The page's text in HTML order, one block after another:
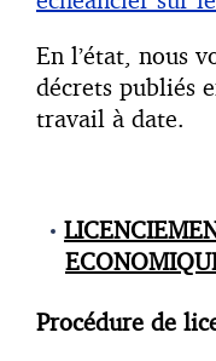
En l’état, nous
décrets publiés
travail à date.
Procédure de